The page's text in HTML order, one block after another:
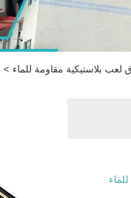
لعب بلاستيكية مقاومة للماء >